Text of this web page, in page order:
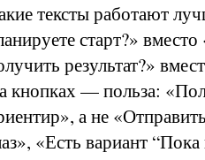
тексты работают
старт?»
результат?»
кнопках — польза:
а не
«Есть вариант